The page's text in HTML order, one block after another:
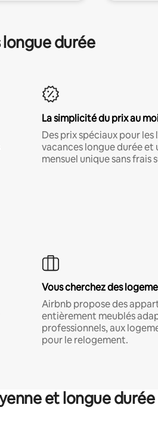
durée
La simplicité du prix au
Des prix spéciaux pour
vacances longue durée et
mensuel unique sans frais
Vous cherchez des
Airbnb propose des
entièrement meublés
professionnels, aux
pour le relogement.
et longue durée